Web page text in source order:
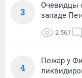
3
Очевидцы
западе
2 561
4
Пожар у